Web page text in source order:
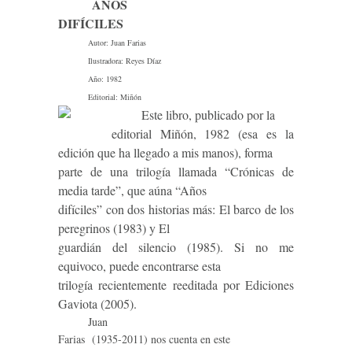
AÑOS
DIFÍCILES
Autor: Juan Farias
Ilustradora: Reyes Díaz
Año: 1982
Editorial: Miñón
Este libro, publicado por la
editorial Miñón, 1982 (esa es la
edición que ha llegado a mis manos), forma
parte de una trilogía llamada “Crónicas de
media tarde”, que aúna “Años
difíciles” con dos historias más: El barco de los
peregrinos (1983) y El
guardián del silencio (1985). Si no me
equivoco, puede encontrarse esta
trilogía recientemente reeditada por Ediciones
Gaviota (2005).
Juan
Farias (1935-2011) nos cuenta en este